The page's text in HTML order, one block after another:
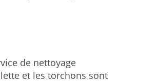
de nettoyage
et les torchons sont